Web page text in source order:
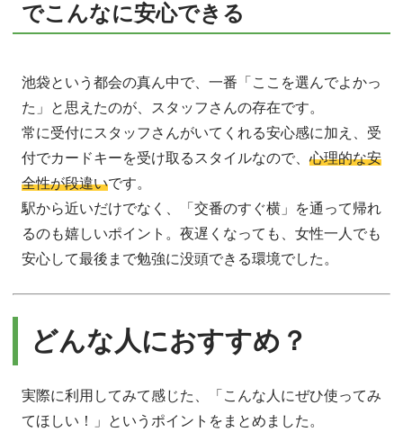
でこんなに安心できる
池袋という都会の真ん中で、一番「ここを選んでよかっ
た」と思えたのが、スタッフさんの存在です。
常に受付にスタッフさんがいてくれる安心感に加え、受
付でカードキーを受け取るスタイルなので、 心理的な安
全性が段違いです。
駅から近いだけでなく、「交番のすぐ横」を通って帰れ
るのも嬉しいポイント。夜遅くなっても、女性一人でも
安心して最後まで勉強に没頭できる環境でした。
どんな人におすすめ？
実際に利用してみて感じた、「こんな人にぜひ使ってみ
てほしい！」というポイントをまとめました。